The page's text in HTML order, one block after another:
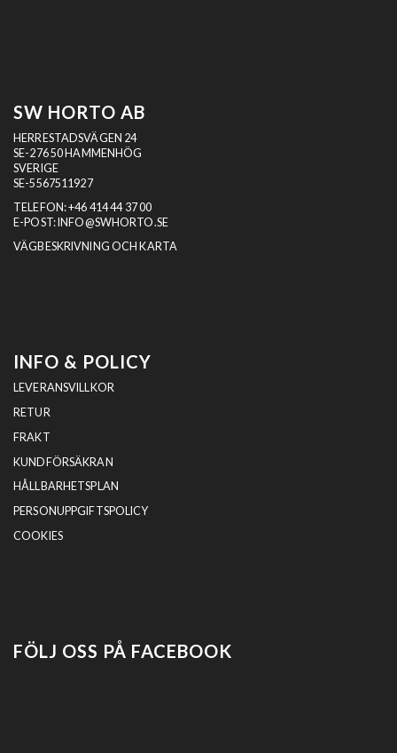
SW HORTO AB
HERRESTADSVÄGEN 24
SE-276 50 HAMMENHÖG
SVERIGE
SE-5567511927
TELEFON:+46 414 44 37 00
E-POST: INFO@SWHORTO.SE
VÄGBESKRIVNING OCH KARTA
INFO & POLICY
LEVERANSVILLKOR
RETUR
FRAKT
KUNDFÖRSÄKRAN
HÅLLBARHETSPLAN
PERSONUPPGIFTSPOLICY
COOKIES
FÖLJ OSS PÅ FACEBOOK